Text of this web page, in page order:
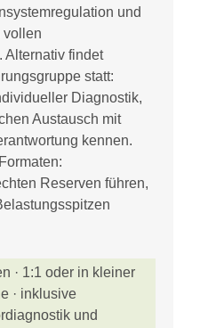
und
vollen
Alternativ findet
statt:
Diagnostik,
Austausch mit
kennen.
Reserven führen,
· 1:1 oder in kleiner
· inklusive
und